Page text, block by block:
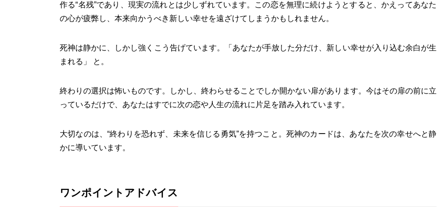
作る“名残”であり、現実の流れとは少しずれています。この恋を無理に続けようとすると、かえってあなた
の心が疲弊し、本来向かうべき新しい幸せを遠ざけてしまうかもしれません。
死神は静かに、しかし強くこう告げています。「あなたが手放した分だけ、新しい幸せが入り込む余白が生
まれる」 と。
終わりの選択は怖いものです。しかし、終わらせることでしか開かない扉があります。今はその扉の前に立
っているだけで、あなたはすでに次の恋や人生の流れに片足を踏み入れています。
大切なのは、“終わりを恐れず、未来を信じる勇気”を持つこと。死神のカードは、あなたを次の幸せへと静
かに導いています。
ワンポイントアドバイス